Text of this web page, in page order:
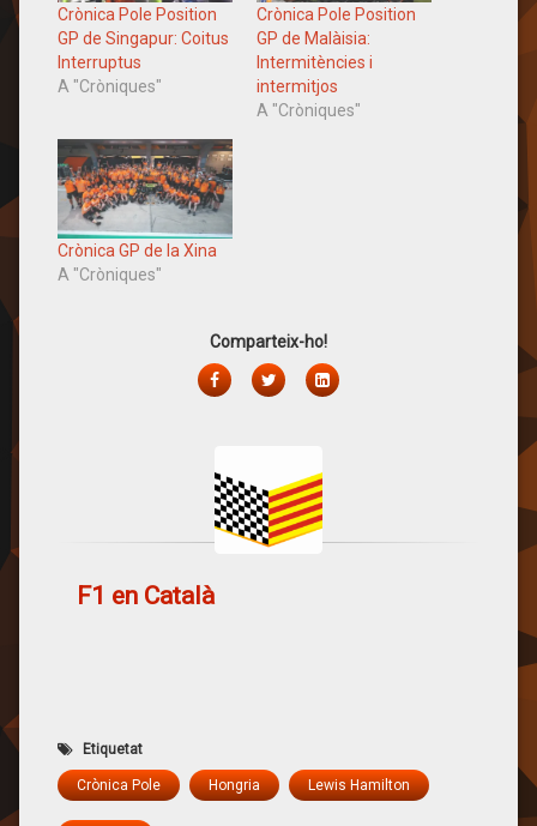
Crònica Pole Position
GP de Singapur: Coitus
Interruptus
A "Cròniques"
Crònica Pole Position
GP de Malàisia:
Intermitències i
intermitjos
A "Cròniques"
Crònica GP de la Xina
A "Cròniques"
Comparteix-ho!
FacebookTwitterLinkedIn
F1 en Català
Etiquetat
Crònica Pole Hongria Lewis Hamilton